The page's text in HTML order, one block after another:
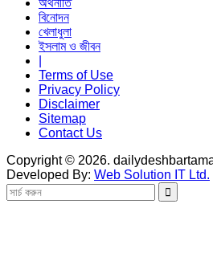
বিনোদন
খেলাধুলা
ইসলাম ও জীবন
Terms of Use
Privacy Policy
Disclaimer
Sitemap
Contact Us
Copyright © 2026.
Developed By: Web Solution IT Ltd.